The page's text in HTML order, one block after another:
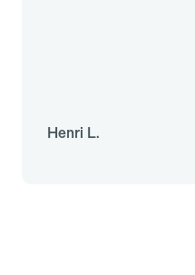
Henri L.